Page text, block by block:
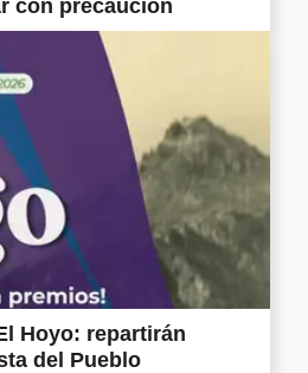
con precaución
Hoyo: repartirán
del Pueblo